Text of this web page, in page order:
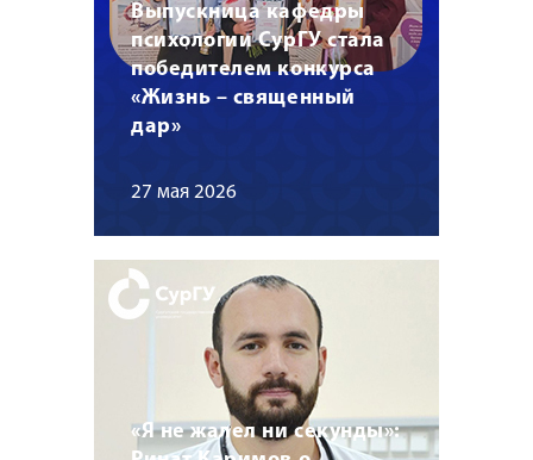
Выпускница кафедры
психологии СурГУ стала
победителем конкурса
«Жизнь – священный
дар»
27 мая 2026
«Я не жалел ни секунды»: